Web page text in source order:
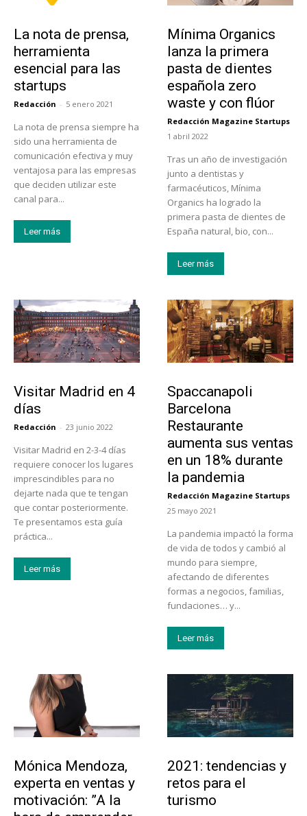
La nota de prensa,
herramienta
esencial para las
startups
Redacción - 5 enero 2021
La nota de prensa siempre ha
sido una herramienta de
comunicación efectiva y muy
ventajosa para las empresas
que deciden utilizar este
canal para...
Leer más
Mínima Organics
lanza la primera
pasta de dientes
española zero
waste y con flúor
Redacción Magazine Startups
-
1 abril 2022
Tras un año de investigación
junto a dentistas y
farmacéuticos, Mínima
Organics ha logrado la
primera pasta de dientes de
España natural, bio, con...
Leer más
Visitar Madrid en 4
días
Redacción - 23 junio 2022
Visitar Madrid en 2-3-4 días
requiere conocer los lugares
imprescindibles para no
dejarte nada que te tengan
que contar posteriormente.
Te presentamos esta guía
práctica...
Leer más
Spaccanapoli
Barcelona
Restaurante
aumenta sus ventas
en un 18% durante
la pandemia
Redacción Magazine Startups
-
25 mayo 2021
La pandemia impactó la forma
de vida de todos y cambió al
mundo para siempre,
afectando de diferentes
formas a negocios, familias,
fundaciones… y...
Leer más
Mónica Mendoza,
experta en ventas y
motivación: ”A la
2021: tendencias y
retos para el
turismo